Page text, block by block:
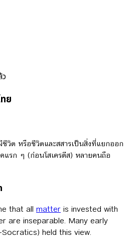
ว
ย
วิต หรือชีวิตและสสารเป็นสิ่งที่แยกออก
รก ๆ (ก่อนโสเครตีส) หลายคนถือ
that all matter is invested with
are inseparable. Many early
held this view.